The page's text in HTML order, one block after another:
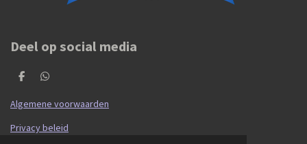
Deel op social media
D
l
e
D
l
e
Algemene voorwaarden
Privacy beleid